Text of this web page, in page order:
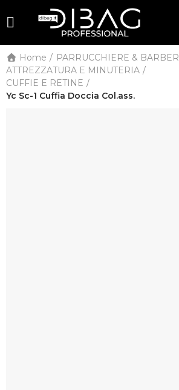
Home
PARRUCCHIERE & BARBER
ATTREZZATURA E MINUTERIA
CUFFIE E RETINE
Yc Sc-1 Cuffia Doccia Col.ass.